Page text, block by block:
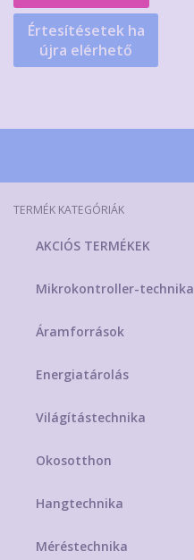
Értesítésetek ha
újra elérhető
TERMÉK KATEGÓRIÁK
AKCIÓS TERMÉKEK
Mikrokontroller-technika
Áramforrások
Energiatárolás
Világítástechnika
Okosotthon
Hangtechnika
Méréstechnika